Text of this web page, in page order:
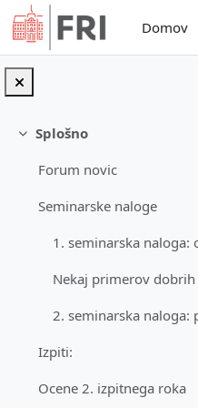
Preskoči na glavno vsebino
Domov
SkrčiSplošno
Forum novic
Seminarske naloge
Izpiti:
Ocene 2. izpitnega roka